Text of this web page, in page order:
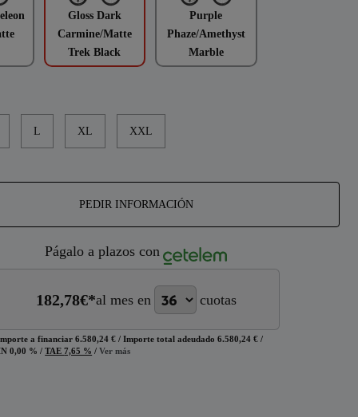
Gloss Dark
Carmine/Matte
Trek Black
Purple
Phaze/Amethyst
Marble
L XL XXL
PEDIR INFORMACIÓN
Págalo a plazos con
182,78€*al mes en cuotas
a financiar6.580,24 € /Importe total adeudado6.580,24 € /
0,00 % /TAE7,65 % /Ver más